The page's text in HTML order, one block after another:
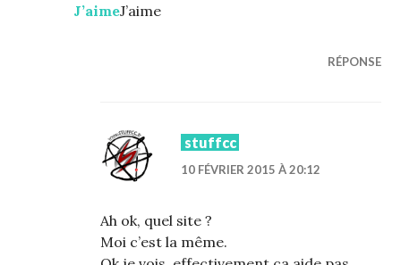
J’aimeJ’aime
RÉPONSE
stuffcc
10 FÉVRIER 2015 À 20:12
Ah ok, quel site ?
Moi c’est la même.